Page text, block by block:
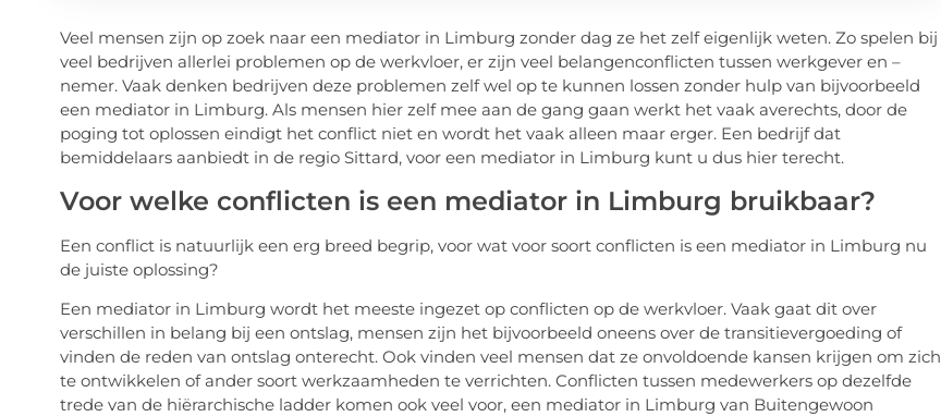
Veel mensen zijn op zoek naar een mediator in Limburg zonder dag ze het zelf eigenlijk weten. Zo spelen bij
veel bedrijven allerlei problemen op de werkvloer, er zijn veel belangenconflicten tussen werkgever en –
nemer. Vaak denken bedrijven deze problemen zelf wel op te kunnen lossen zonder hulp van bijvoorbeeld
een mediator in Limburg. Als mensen hier zelf mee aan de gang gaan werkt het vaak averechts, door de
poging tot oplossen eindigt het conflict niet en wordt het vaak alleen maar erger. Een bedrijf dat
bemiddelaars aanbiedt in de regio Sittard, voor een mediator in Limburg kunt u dus hier terecht.
Voor welke conflicten is een mediator in Limburg bruikbaar?
Een conflict is natuurlijk een erg breed begrip, voor wat voor soort conflicten is een mediator in Limburg nu
de juiste oplossing?
Een mediator in Limburg wordt het meeste ingezet op conflicten op de werkvloer. Vaak gaat dit over
verschillen in belang bij een ontslag, mensen zijn het bijvoorbeeld oneens over de transitievergoeding of
vinden de reden van ontslag onterecht. Ook vinden veel mensen dat ze onvoldoende kansen krijgen om zich
te ontwikkelen of ander soort werkzaamheden te verrichten. Conflicten tussen medewerkers op dezelfde
trede van de hiërarchische ladder komen ook veel voor, een mediator in Limburg van Buitengewoon